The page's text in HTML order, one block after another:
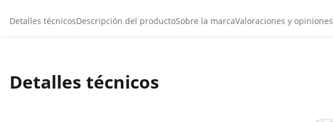
Detalles técnicosDescripción del productoSobre la marcaValoraciones y opiniones
Detalles técnicos